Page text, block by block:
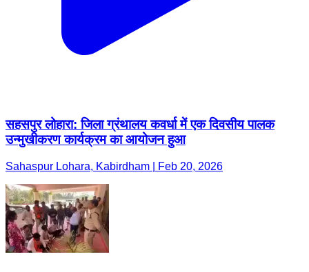
सहसपुर लोहारा: जिला ग्रंथालय कवर्धा में एक दिवसीय पालक
उन्मुखीकरण कार्यक्रम का आयोजन हुआ
Sahaspur Lohara, Kabirdham | Feb 20, 2026